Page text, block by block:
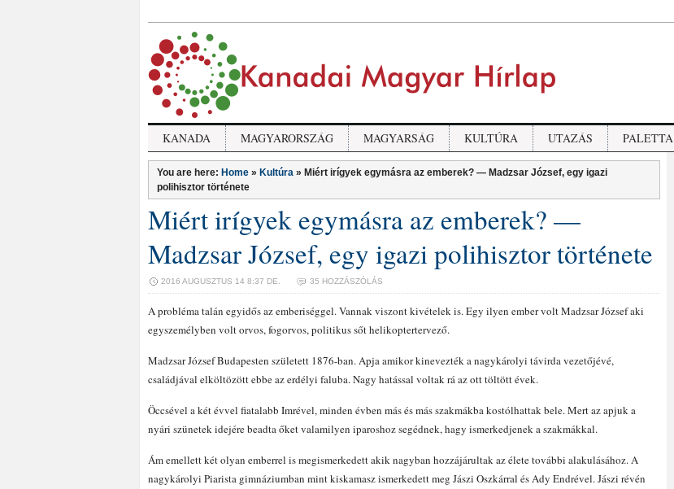
KANADA MAGYARORSZÁG MAGYARSÁG KULTÚRA UTAZÁS PALETTA
You are here: Home » Kultúra » Miért irígyek egymásra az emberek? — Madzsar József, egy igazi
polihisztor története
Miért irígyek egymásra az emberek? —
Madzsar József, egy igazi polihisztor története
2016 AUGUSZTUS 14 8:37 DE. 35 HOZZÁSZÓLÁS
A probléma talán egyidős az emberiséggel. Vannak viszont kivételek is. Egy ilyen ember volt Madzsar József aki
egyszemélyben volt orvos, fogorvos, politikus sőt helikoptertervező.
Madzsar József Budapesten született 1876-ban. Apja amikor kinevezték a nagykárolyi távirda vezetőjévé,
családjával elköltözött ebbe az erdélyi faluba. Nagy hatással voltak rá az ott töltött évek.
Öccsével a két évvel fiatalabb Imrével, minden évben más és más szakmákba kostólhattak bele. Mert az apjuk a
nyári szünetek idejére beadta őket valamilyen iparoshoz segédnek, hagy ismerkedjenek a szakmákkal.
Ám emellett két olyan emberrel is megismerkedett akik nagyban hozzájárultak az élete további alakulásához. A
nagykárolyi Piarista gimnáziumban mint kiskamasz ismerkedett meg Jászi Oszkárral és Ady Endrével. Jászi révén